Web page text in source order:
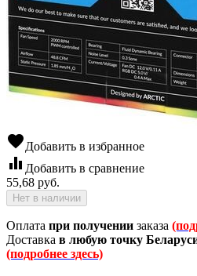
favoriteДобавить в избранное
equalizer Добавить в сравнение
55,68 руб.
Нет в наличии
Оплата при получении заказа
Доставка в любую точку
(подробнее здесь)